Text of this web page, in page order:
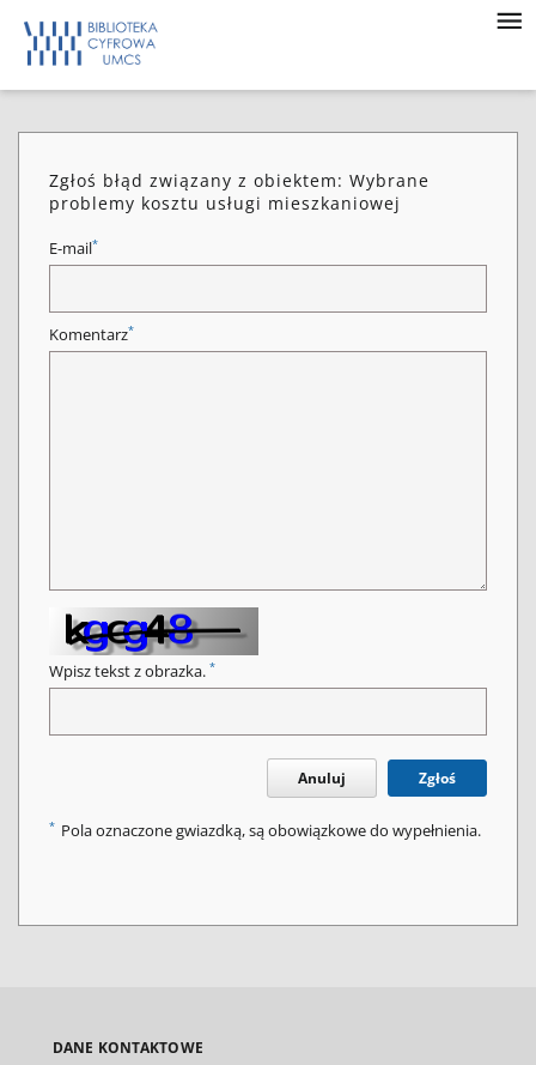
Zgłoś błąd związany z obiektem: Wybrane
problemy kosztu usługi mieszkaniowej
E-mail*
Komentarz*
Wpisz tekst z obrazka. *
Anuluj Zgłoś
* Pola oznaczone gwiazdką, są obowiązkowe do wypełnienia.
DANE KONTAKTOWE